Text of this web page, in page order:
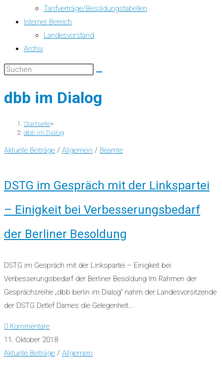
Tarifverträge/Besoldungstabellen
Interner Bereich
Landesvorstand
Archiv
dbb im Dialog
Startseite>
dbb im Dialog
Aktuelle Beiträge / Allgemein / Beamte
DSTG im Gespräch mit der Linkspartei
– Einigkeit bei Verbesserungsbedarf
der Berliner Besoldung
DSTG im Gespräch mit der Linkspartei – Einigkeit bei
Verbesserungsbedarf der Berliner Besoldung Im Rahmen der
Gesprächsreihe „dbb berlin im Dialog“ nahm der Landesvorsitzende
der DSTG Detlef Dames die Gelegenheit…
0 Kommentare
11. Oktober 2018
Aktuelle Beiträge / Allgemein